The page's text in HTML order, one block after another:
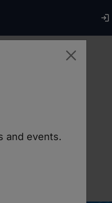

software ISL
and events.